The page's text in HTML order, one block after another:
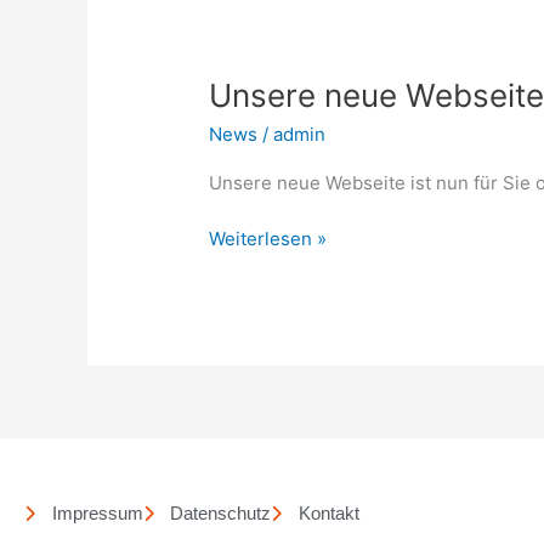
Unsere neue
News /admin
Unsere neue Webseite ist nun für Sie
Webseite!
Weiterlesen »
Impressum Datenschutz Kontakt